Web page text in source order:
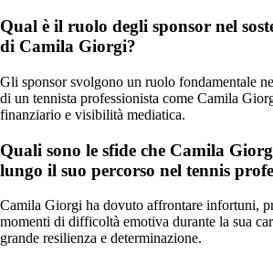
Qual è il ruolo degli sponsor nel
di Camila Giorgi?
Gli sponsor svolgono un ruolo fondamentale
di un tennista professionista come Camila
finanziario e visibilità mediatica.
Quali sono le sfide che Camila
lungo il suo percorso nel tennis
Camila Giorgi ha dovuto affrontare infortuni,
momenti di difficoltà emotiva durante la sua
grande resilienza e determinazione.